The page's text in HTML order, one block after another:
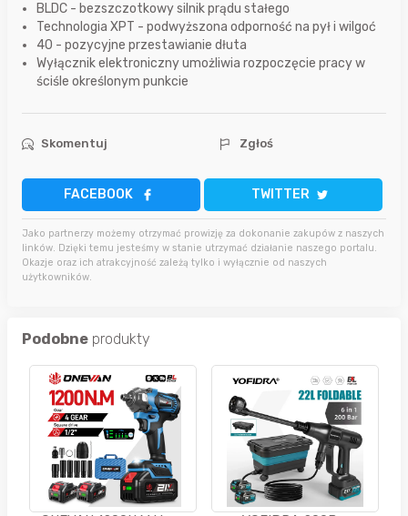
BLDC - bezszczotkowy silnik prądu stałego
Technologia XPT - podwyższona odporność na pył i wilgoć
40 - pozycyjne przestawianie dłuta
Wyłącznik elektroniczny umożliwia rozpoczęcie pracy w
ściśle określonym punkcie
Skomentuj Zgłoś
FACEBOOK TWITTER
Jako partnerzy możemy otrzymać prowizję za dokonanie zakupów z naszych
linków. Dzięki temu jesteśmy w stanie utrzymać działanie naszego portalu.
Okazje oraz ich atrakcyjność zależą tylko i wyłącznie od naszych
użytkowników.
Podobne produkty